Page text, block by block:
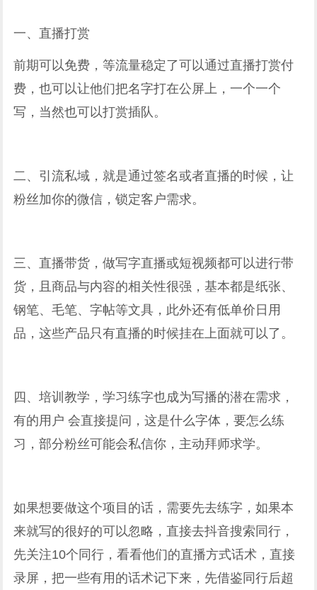
一、直播打赏
前期可以免费，等流量稳定了可以通过直播打赏付
费，也可以让他们把名字打在公屏上，一个一个
写，当然也可以打赏插队。
二、引流私域，就是通过签名或者直播的时候，让
粉丝加你的微信，锁定客户需求。
三、直播带货，做写字直播或短视频都可以进行带
货，且商品与内容的相关性很强，基本都是纸张、
钢笔、毛笔、字帖等文具，此外还有低单价日用
品，这些产品只有直播的时候挂在上面就可以了。
四、培训教学，学习练字也成为写播的潜在需求，
有的用户 会直接提问，这是什么字体，要怎么练
习，部分粉丝可能会私信你，主动拜师求学。
如果想要做这个项目的话，需要先去练字，如果本
来就写的很好的可以忽略，直接去抖音搜索同行，
先关注10个同行，看看他们的直播方式话术，直接
录屏，把一些有用的话术记下来，先借鉴同行后超